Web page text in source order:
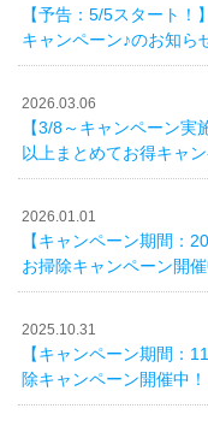
【予告：5/5スタート！
キャンペーン♪のお知ら
2026.03.06
【3/8～キャンペーン
以上まとめてお得キャ
2026.01.01
【キャンペーン期間：
お掃除キャンペーン開催
2025.10.31
【キャンペーン期間：
除キャンペーン開催中！